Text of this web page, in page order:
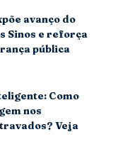
avanço do
Sinos e reforça
pública
Como
nos
Veja